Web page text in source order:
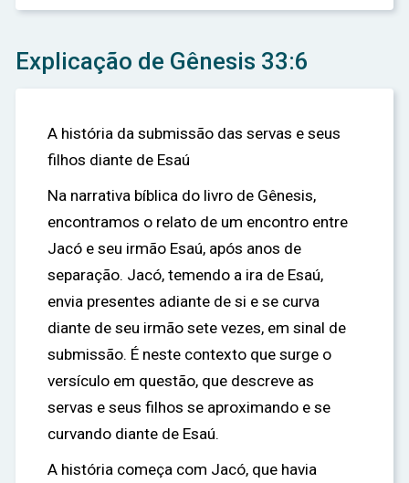
Explicação de Gênesis 33:6
A história da submissão das servas e seus
filhos diante de Esaú
Na narrativa bíblica do livro de Gênesis,
encontramos o relato de um encontro entre
Jacó e seu irmão Esaú, após anos de
separação. Jacó, temendo a ira de Esaú,
envia presentes adiante de si e se curva
diante de seu irmão sete vezes, em sinal de
submissão. É neste contexto que surge o
versículo em questão, que descreve as
servas e seus filhos se aproximando e se
curvando diante de Esaú.
A história começa com Jacó, que havia